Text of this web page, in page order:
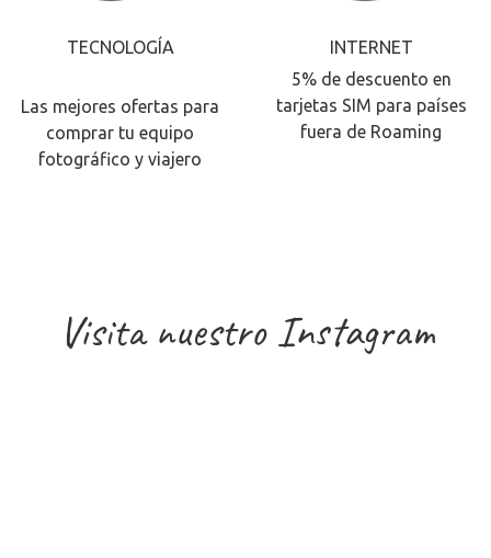
TECNOLOGÍA
Las mejores ofertas para
comprar tu equipo
fotográfico y viajero
INTERNET
5% de descuento en
tarjetas SIM para países
fuera de Roaming
Visita nuestro Instagram